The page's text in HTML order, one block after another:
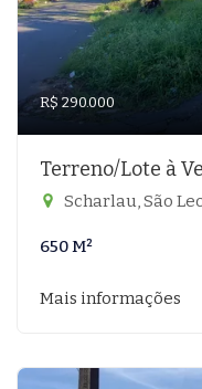
R$ 290.000
Terreno/Lote à
Scharlau, São
650 M²
Mais informações